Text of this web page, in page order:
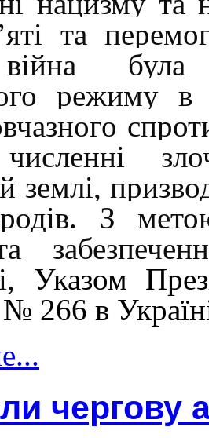
та
була
режиму в
землі,
З
Указом
266 в
чергову